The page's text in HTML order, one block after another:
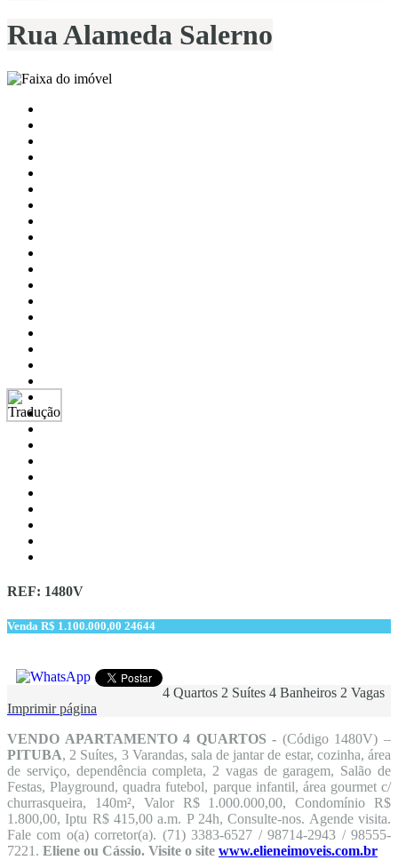
Rua Alameda Salerno
REF: 1480V
Venda R$ 1.100.000,00 24644
4 Quartos 2 Suítes 4 Banheiros 2 Vagas
Imprimir página
VENDO APARTAMENTO 4 QUARTOS - (Código 1480V) –
PITUBA, 2 Suítes, 3 Varandas, sala de jantar de estar, cozinha, área
de serviço, dependência completa, 2 vagas de garagem, Salão de
Festas, Playground, quadra futebol, parque infantil, área gourmet c/
churrasqueira, 140m², Valor R$ 1.000.000,00, Condomínio R$
1.800,00, Iptu R$ 415,00 a.m. P 24h, Consulte-nos. Agende visita.
Fale com o(a) corretor(a). (71) 3383-6527 / 98714-2943 / 98555-
7221. Eliene ou Cássio. Visite o site www.elieneimoveis.com.br